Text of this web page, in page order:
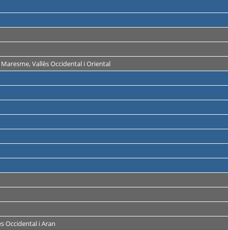
Vallès Occidental i Oriental
Occidental i Aran